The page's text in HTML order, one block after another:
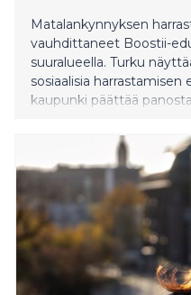
Matalankynnyksen
vauhdittaneet Boostii-
suuralueella. Turku
sosiaalisia
kaupunki päättää